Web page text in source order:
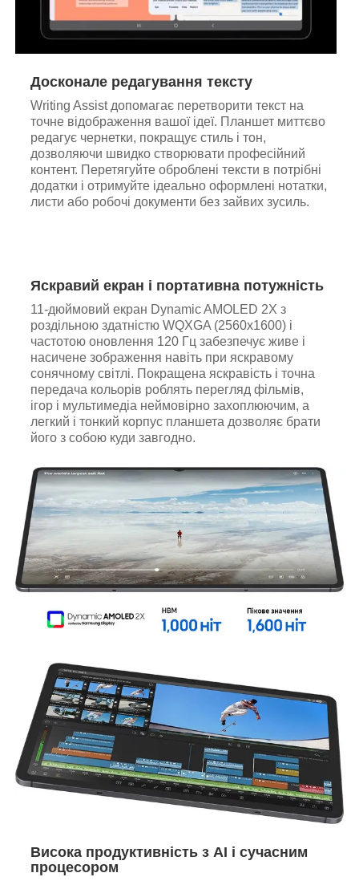
Досконале редагування тексту
Writing Assist допомагає перетворити текст на
точне відображення вашої ідеї. Планшет миттєво
редагує чернетки, покращує стиль і тон,
дозволяючи швидко створювати професійний
контент. Перетягуйте оброблені тексти в потрібні
додатки і отримуйте ідеально оформлені нотатки,
листи або робочі документи без зайвих зусиль.
Яскравий екран і портативна потужність
11-дюймовий екран Dynamic AMOLED 2X з
роздільною здатністю WQXGA (2560x1600) і
частотою оновлення 120 Гц забезпечує живе і
насичене зображення навіть при яскравому
сонячному світлі. Покращена яскравість і точна
передача кольорів роблять перегляд фільмів,
ігор і мультимедіа неймовірно захоплюючим, а
легкий і тонкий корпус планшета дозволяє брати
його з собою куди завгодно.
Висока продуктивність з AI і сучасним
процесором